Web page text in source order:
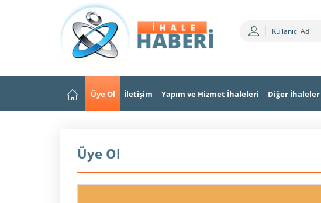
Üye Ol İletişim Yapım ve Hizmet İhaleleri Diğer İhaleler
Üye Ol